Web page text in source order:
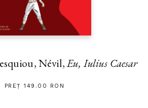
Névil,Eu, Iulius Caesar
PREȚ 149.00 RON